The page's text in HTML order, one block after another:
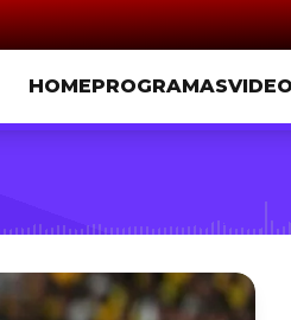
HOMEPROGRAMAS